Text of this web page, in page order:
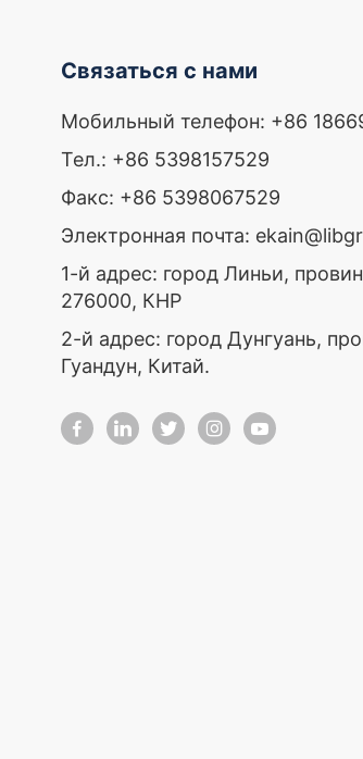
Связаться с нами
Мобильный телефон: +86
Тел.: +86 5398157529
Факс: +86 5398067529
Электронная почта:
1-й адрес: город Линьи,
276000, КНР
2-й адрес: город Дунгуань,
Гуандун, Китай.